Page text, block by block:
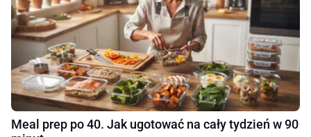
Meal prep po 40. Jak ugotować na cały tydzień w 90